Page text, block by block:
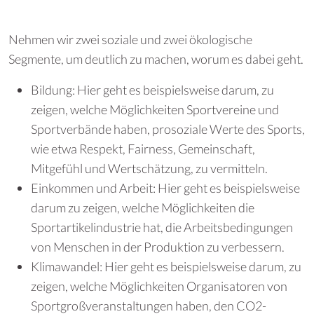
Nehmen wir zwei soziale und zwei ökologische
Segmente, um deutlich zu machen, worum es dabei geht.
Bildung: Hier geht es beispielsweise darum, zu
zeigen, welche Möglichkeiten Sportvereine und
Sportverbände haben, prosoziale Werte des Sports,
wie etwa Respekt, Fairness, Gemeinschaft,
Mitgefühl und Wertschätzung, zu vermitteln.
Einkommen und Arbeit: Hier geht es beispielsweise
darum zu zeigen, welche Möglichkeiten die
Sportartikelindustrie hat, die Arbeitsbedingungen
von Menschen in der Produktion zu verbessern.
Klimawandel: Hier geht es beispielsweise darum, zu
zeigen, welche Möglichkeiten Organisatoren von
Sportgroßveranstaltungen haben, den CO2-